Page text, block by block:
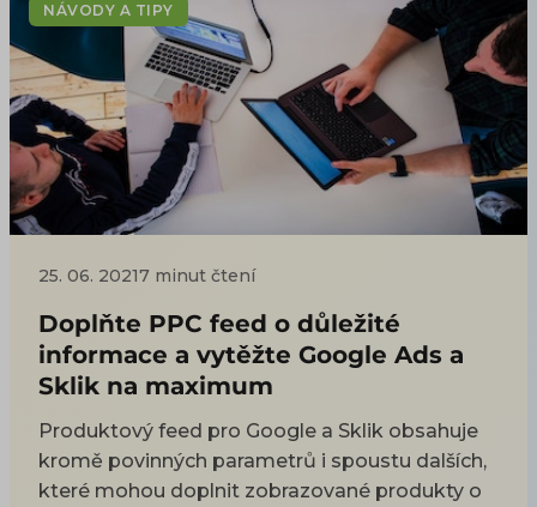
NÁVODY A TIPY
25. 06. 20217 minut čtení
Doplňte PPC feed o důležité
informace a vytěžte Google Ads a
Sklik na maximum
Produktový feed pro Google a Sklik obsahuje
kromě povinných parametrů i spoustu dalších,
které mohou doplnit zobrazované produkty o